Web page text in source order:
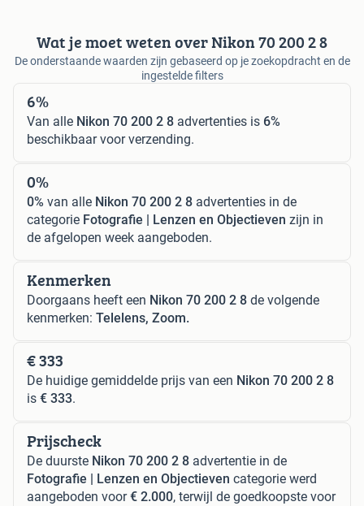
Wat je moet weten over Nikon 70 200 2 8
De onderstaande waarden zijn gebaseerd op je zoekopdracht en de
ingestelde filters
6%
Van alle Nikon 70 200 2 8 advertenties is 6%
beschikbaar voor verzending.
0%
0% van alle Nikon 70 200 2 8 advertenties in de
categorie Fotografie | Lenzen en Objectieven zijn in
de afgelopen week aangeboden.
Kenmerken
Doorgaans heeft een Nikon 70 200 2 8 de volgende
kenmerken: Telelens, Zoom.
€ 333
De huidige gemiddelde prijs van een Nikon 70 200 2 8
is € 333.
Prijscheck
De duurste Nikon 70 200 2 8 advertentie in de
Fotografie | Lenzen en Objectieven categorie werd
aangeboden voor€ 2.000, terwijl de goedkoopste voor